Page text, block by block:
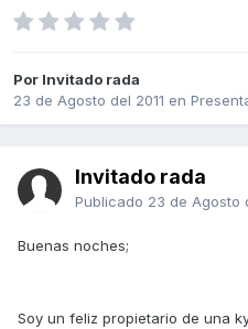
Por Invitado rada
23 de Agosto del 2011 en
Invitado rada
Publicado 23 de Agosto
Buenas noches;
Soy un feliz propietario de una